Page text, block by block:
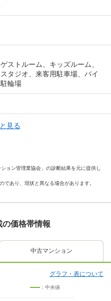
ストルーム、キッズルーム、
タジオ、来客用駐車場、バイ
輪場
見る
ョン管理業協会」の診断結果を元に提供し
あり、現状と異なる場合があります。
価格帯情報
中古マンション
グラフ・表について
：中央値